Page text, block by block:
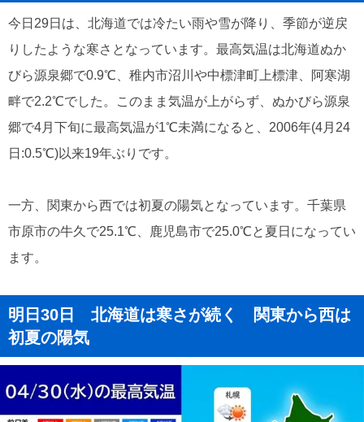
今日29日は、北海道では冷たい雨や雪が降り、季節が逆戻
りしたような寒さとなっています。最高気温は北海道ぬか
びら源泉郷で0.9℃、稚内市沼川や中標津町上標津、阿寒湖
畔で2.2℃でした。このまま気温が上がらず、ぬかびら源泉
郷で4月下旬に最高気温が1℃未満になると、2006年(4月24
日:0.5℃)以来19年ぶりです。
一方、関東から西では初夏の陽気となっています。千葉県
市原市の牛久で25.1℃、鹿児島市で25.0℃と夏日になってい
ます。
明日30日 北海道は寒さが続く 関東から西は
初夏の陽気